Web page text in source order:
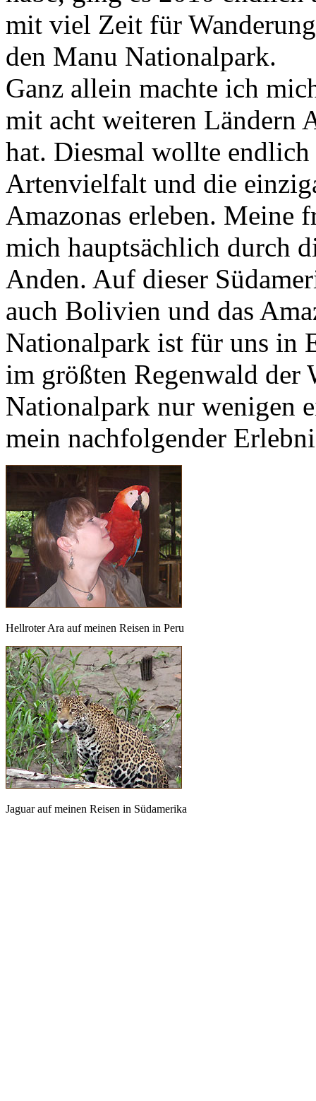
mit viel Zeit für
den Manu Nationalpark.
Ganz allein machte ich
mit acht weiteren Ländern
hat. Diesmal wollte
Artenvielfalt und die
Amazonas erleben. Meine
mich hauptsächlich durch
Anden. Auf dieser
auch Bolivien und das
Nationalpark ist für uns in
im größten Regenwald der
Nationalpark nur wenigen
mein nachfolgender
Hellroter Ara auf meinen Reisen in Peru
Jaguar auf meinen Reisen in Südamerika